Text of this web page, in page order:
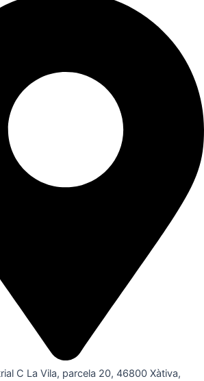
C La Vila, parcela 20, 46800 Xàtiva,